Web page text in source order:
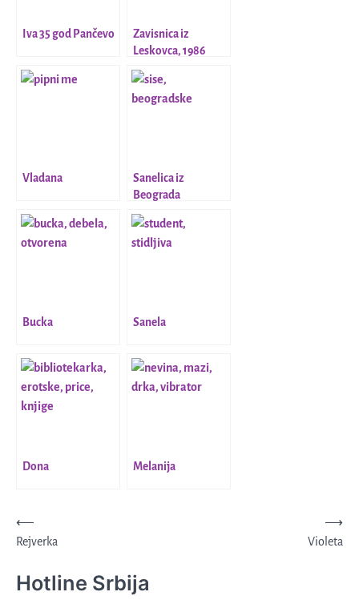
Iva 35 god Pančevo
Zavisnica iz
Leskovca, 1986
Vladana
Sanelica iz
Beograda
Bucka Sanela
Dona Melanija
Kretanje
članka
⟵
Rejverka
Violeta
⟶
Hotline Srbija